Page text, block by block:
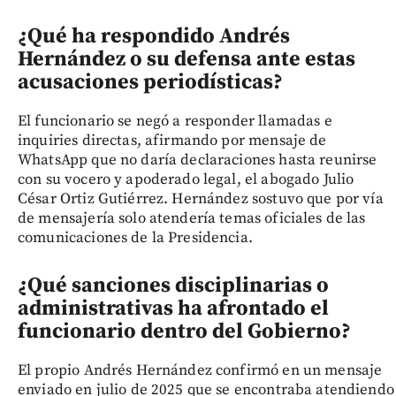
¿Qué ha respondido Andrés
Hernández o su defensa ante estas
acusaciones periodísticas?
El funcionario se negó a responder llamadas e
inquiries directas, afirmando por mensaje de
WhatsApp que no daría declaraciones hasta reunirse
con su vocero y apoderado legal, el abogado Julio
César Ortiz Gutiérrez. Hernández sostuvo que por vía
de mensajería solo atendería temas oficiales de las
comunicaciones de la Presidencia.
¿Qué sanciones disciplinarias o
administrativas ha afrontado el
funcionario dentro del Gobierno?
El propio Andrés Hernández confirmó en un mensaje
enviado en julio de 2025 que se encontraba atendiendo